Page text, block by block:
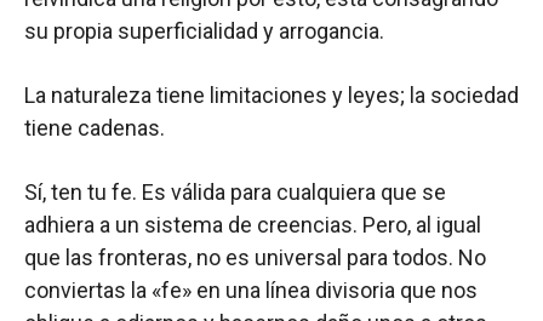
su propia superficialidad y arrogancia.
La naturaleza tiene limitaciones y leyes; la sociedad
tiene cadenas.
Sí, ten tu fe. Es válida para cualquiera que se
adhiera a un sistema de creencias. Pero, al igual
que las fronteras, no es universal para todos. No
conviertas la «fe» en una línea divisoria que nos